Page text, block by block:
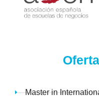
Master in